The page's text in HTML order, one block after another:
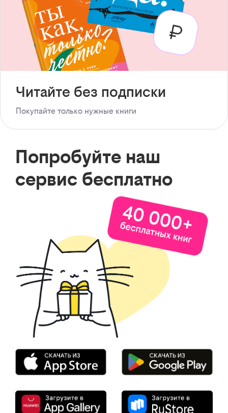
Читайте без подписки
Покупайте только нужные книги
Попробуйте наш
сервис бесплатно